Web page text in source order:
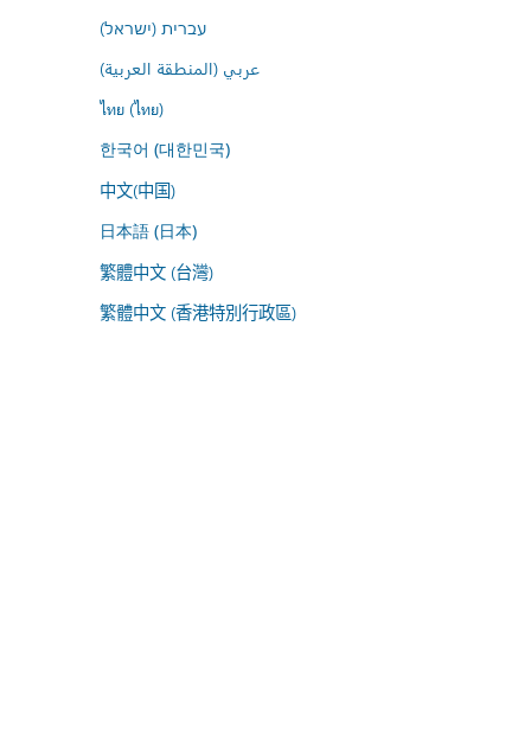
עברית (ישראל)
عربي (المنطقة العربية)
ไทย (ไทย)
한국어 (대한민국)
中文(中国)
日本語 (日本)
繁體中文 (台灣)
繁體中文 (香港特別行政區)